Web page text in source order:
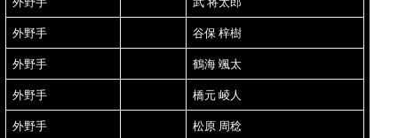
外野手 谷保 梓樹
外野手 鶴海 颯太
外野手 橋元 崚人
外野手 松原 周稔